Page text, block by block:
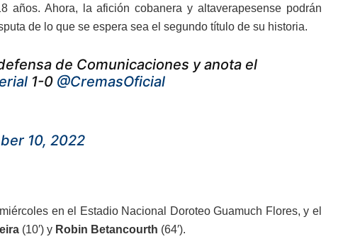
años. Ahora, la afición cobanera y altaverapesense podrán
de lo que se espera sea el segundo título de su historia.
de Comunicaciones y anota el
1-0 @CremasOficial
10, 2022
en el Estadio Nacional Doroteo Guamuch Flores, y el
(10′) y Robin Betancourth (64′).